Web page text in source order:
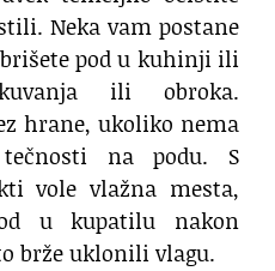
Neka vam postane
pod u kuhinji ili
ili obroka.
hrane, ukoliko nema
na podu. S
vole vlažna mesta,
u kupatilu nakon
brže uklonili vlagu.